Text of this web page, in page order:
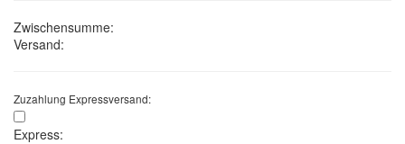
Zwischensumme:
Versand:
Zuzahlung Expressversand:
Express: